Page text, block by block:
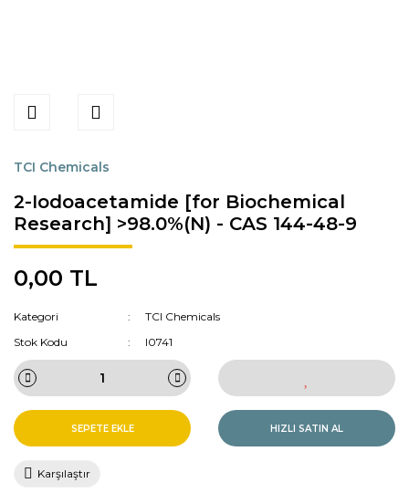
TCI Chemicals
2-Iodoacetamide [for Biochemical
Research] >98.0%(N) - CAS 144-48-9
0,00 TL
Kategori
TCI Chemicals
Stok Kodu
I0741
SEPETE EKLE HIZLI SATIN AL
Karşılaştır